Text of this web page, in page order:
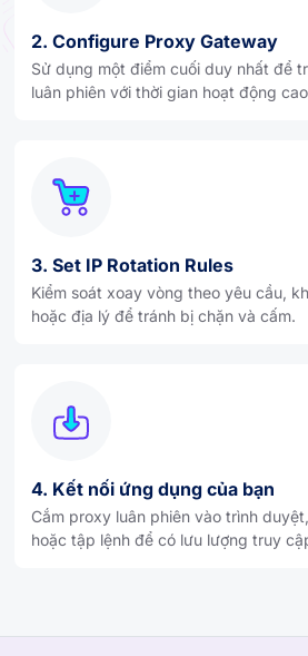
2. Configure Proxy Gateway
Sử dụng một điểm cuối duy nhất để
luân phiên với thời gian hoạt động
3. Set IP Rotation Rules
Kiểm soát xoay vòng theo yêu cầu,
hoặc địa lý để tránh bị chặn và cấm.
4. Kết nối ứng dụng của bạn
Cắm proxy luân phiên vào trình
hoặc tập lệnh để có lưu lượng truy